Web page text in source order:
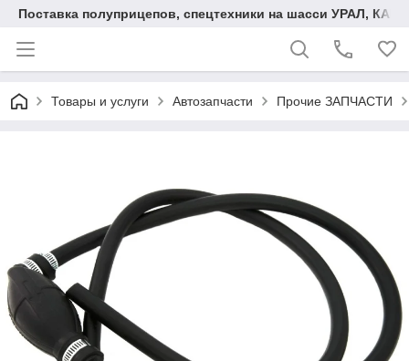
Поставка полуприцепов, спецтехники на шасси УРАЛ,
Товары и услуги Автозапчасти Прочие ЗАПЧАСТИ